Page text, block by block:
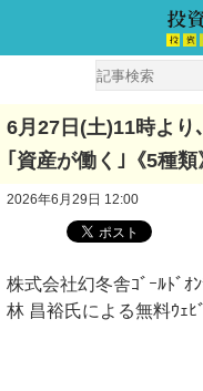
6月27日(土)11時より
｢資産が働く｣《5種
2026年6月29日 12:00
株式会社幻冬舎ｺﾞｰﾙﾄﾞｵ
林 昌裕氏による無料ｳｪﾋ